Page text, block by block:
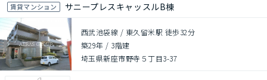
賃貸マンション サニープレスキャッスルB棟
西武池袋線 / 東久留米駅 徒歩32分
築29年 / 3階建
埼玉県新座市野寺５丁目3-37